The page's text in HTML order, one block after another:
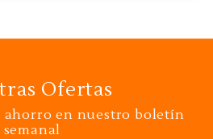
Ofertas
ahorro en nuestro boletín
semanal